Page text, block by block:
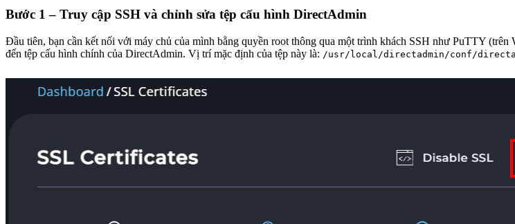
Bước 1 – Truy cập SSH và chỉnh sửa tệp cấu hình DirectAdmin
Đầu tiên, bạn cần kết nối với máy chủ của mình bằng quyền root thông qua một trình khách SSH như PuTTY
đến tệp cấu hình chính của DirectAdmin. Vị trí mặc định của tệp này là: /usr/local/directadmin/conf/